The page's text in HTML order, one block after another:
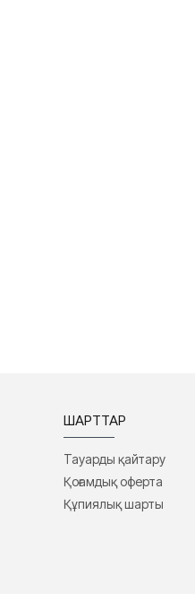
ШАРТТАР
Тауарды қайтару
Қоғамдық оферта
Құпиялық шарты